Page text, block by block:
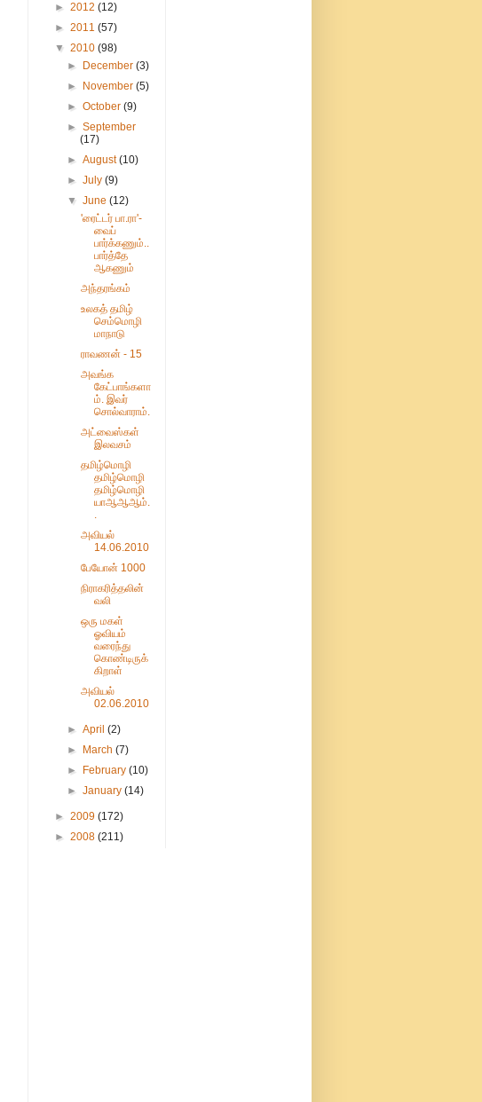
► 2012 (12)
► 2011 (57)
▼ 2010 (98)
►
December(3)
►
November(5)
►October(9)
►September
(17)
►August(10)
►July(9)
▼June(12)
'ரைட்டர் பா.ரா'-
வைப்
பார்க்கணும்..
பார்த்தே
ஆகணும்
அந்தரங்கம்
உலகத் தமிழ்
செம்மொழி
மாநாடு
ராவணன் - 15
அவங்க
கேட்பாங்களா
ம். இவர்
சொல்வாராம்.
அட்வைஸ்கள்
இலவசம்
தமிழ்மொழி
தமிழ்மொழி
தமிழ்மொழி
யாஆஆஆம்.
.
அவியல்
14.06.2010
பேயோன் 1000
நிராகரித்தலின்
வலி
ஒரு மகள்
ஓவியம்
வரைந்து
கொண்டிருக்
கிறாள்
அவியல்
02.06.2010
►April(2)
►
March(7)
►
February(10)
►January(14)
► 2009 (172)
► 2008 (211)